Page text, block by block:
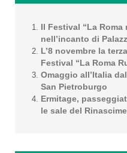
Il Festival “La Roma
nell’incanto di
L’8 novembre la
Festival “La Roma
Omaggio all’Italia
San Pietroburgo
Ermitage,
le sale del